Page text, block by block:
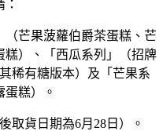
（芒果菠蘿伯爵茶蛋糕、芒
糕）、「西瓜系列」（招牌
稀有糖版本）及「芒果系
糕）。
取貨日期為6月28日）。